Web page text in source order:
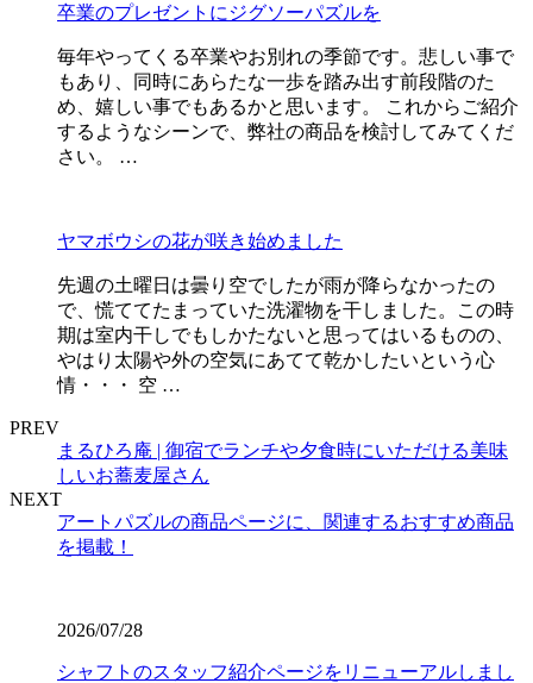
卒業のプレゼントにジグソーパズルを
毎年やってくる卒業やお別れの季節です。悲しい事で
もあり、同時にあらたな一歩を踏み出す前段階のた
め、嬉しい事でもあるかと思います。 これからご紹介
するようなシーンで、弊社の商品を検討してみてくだ
さい。 …
ヤマボウシの花が咲き始めました
先週の土曜日は曇り空でしたが雨が降らなかったの
で、慌ててたまっていた洗濯物を干しました。この時
期は室内干しでもしかたないと思ってはいるものの、
やはり太陽や外の空気にあてて乾かしたいという心
情・・・ 空 …
PREV
まるひろ庵 | 御宿でランチや夕食時にいただける美味
しいお蕎麦屋さん
NEXT
アートパズルの商品ページに、関連するおすすめ商品
を掲載！
2026/07/28
シャフトのスタッフ紹介ページをリニューアルしまし